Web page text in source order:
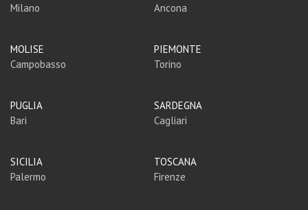
Milano
Ancona
MOLISE
Campobasso
PIEMONTE
Torino
PUGLIA
Bari
SARDEGNA
Cagliari
SICILIA
Palermo
TOSCANA
Firenze